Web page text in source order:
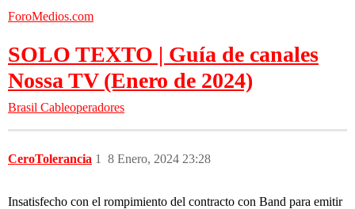
ForoMedios.com
SOLO TEXTO | Guía de canales
Nossa TV (Enero de 2024)
Brasil Cableoperadores
CeroTolerancia 8 Enero, 2024 23:28
1
Insatisfecho con el rompimiento del contracto con Band para emitir